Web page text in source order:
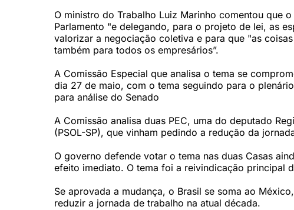
O ministro do Trabalho Luiz Marinho comentou que
Parlamento "e delegando, para o projeto de lei, as
valorizar a negociação coletiva e para que "as
também para todos os empresários”.
A Comissão Especial que analisa o tema se
dia 27 de maio, com o tema seguindo para o
para análise do Senado
A Comissão analisa duas PEC, uma do deputado
(PSOL-SP), que vinham pedindo a redução da
O governo defende votar o tema nas duas Casas
efeito imediato. O tema foi a reivindicação principal
Se aprovada a mudança, o Brasil se soma ao
reduzir a jornada de trabalho na atual década.